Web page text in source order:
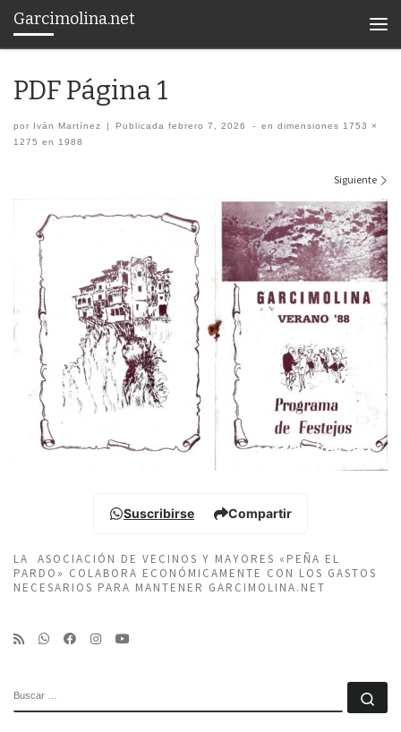
Saltar al contenido
Garcimolina.net
PDF Página 1
por Iván Martínez | Publicadafebrero 7, 2026 - en dimensiones 1753 ×
1275 en 1988
Siguiente
Suscribirse Compartir
LA ASOCIACIÓN DE VECINOS Y MAYORES «PEÑA EL
PARDO» COLABORA ECONÓMICAMENTE CON LOS GASTOS
NECESARIOS PARA MANTENER GARCIMOLINA.NET
BUSCAR